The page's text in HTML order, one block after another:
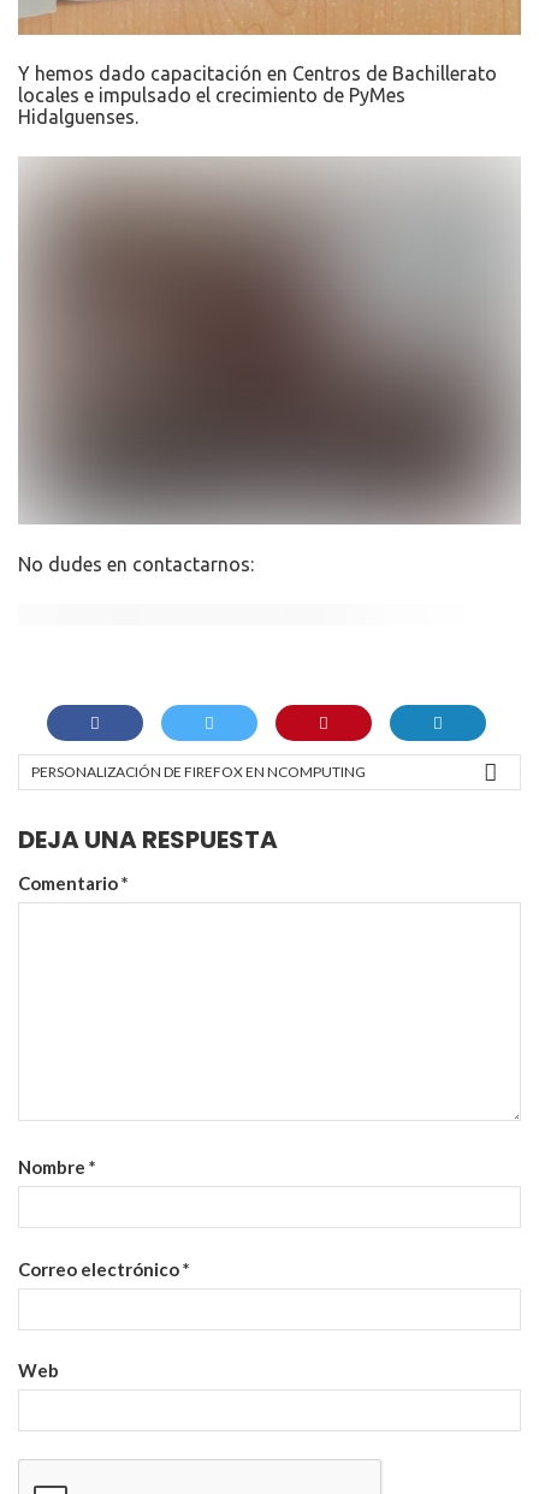
Y hemos dado capacitación en Centros de Bachillerato
locales e impulsado el crecimiento de PyMes
Hidalguenses.
No dudes en contactarnos:
PERSONALIZACIÓN DE FIREFOX EN NCOMPUTING
DEJA UNA RESPUESTA
Comentario*
Nombre *
Correo electrónico*
Web